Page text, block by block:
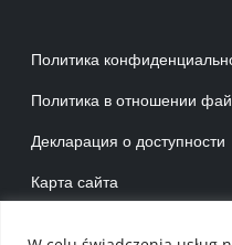
Menu w stopce
Политика
Политика в отношении
Декларация о доступности
Карта сайта